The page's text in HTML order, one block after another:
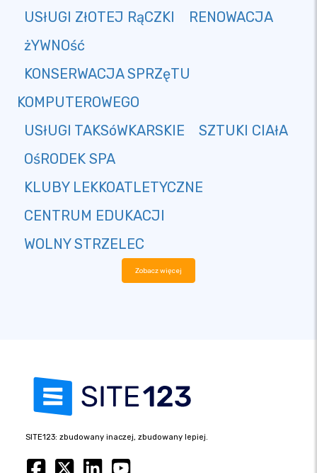
USłUGI ZłOTEJ RąCZKI
RENOWACJA
żYWNOść
KONSERWACJA SPRZęTU
KOMPUTEROWEGO
USłUGI TAKSóWKARSKIE
SZTUKI CIAłA
OśRODEK SPA
KLUBY LEKKOATLETYCZNE
CENTRUM EDUKACJI
WOLNY STRZELEC
Zobacz więcej
SITE123: zbudowany inaczej, zbudowany lepiej.